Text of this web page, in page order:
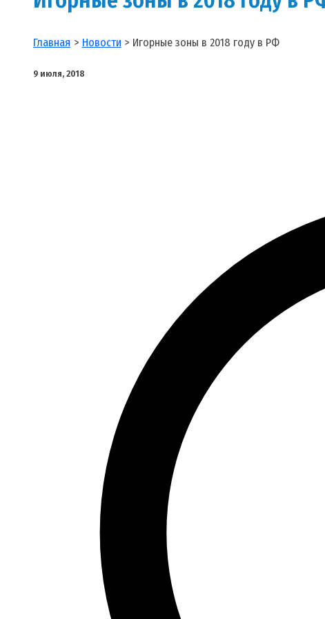
Главная Новости Игорные зоны в 2018 году в РФ
9 июля, 2018